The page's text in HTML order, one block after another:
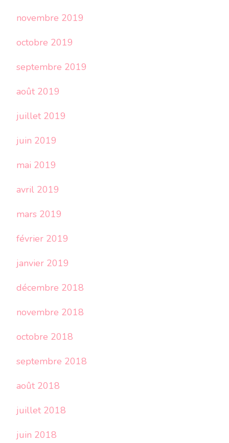
novembre 2019
octobre 2019
septembre 2019
août 2019
juillet 2019
juin 2019
mai 2019
avril 2019
mars 2019
février 2019
janvier 2019
décembre 2018
novembre 2018
octobre 2018
septembre 2018
août 2018
juillet 2018
juin 2018